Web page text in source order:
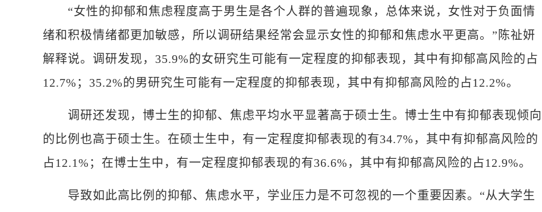
“女性的抑郁和焦虑程度高于男生是各个人群的普遍现象，总体来说，女性对于负面情
绪和积极情绪都更加敏感，所以调研结果经常会显示女性的抑郁和焦虑水平更高。”陈祉妍
解释说。调研发现，35.9%的女研究生可能有一定程度的抑郁表现，其中有抑郁高风险的占
12.7%；35.2%的男研究生可能有一定程度的抑郁表现，其中有抑郁高风险的占12.2%。
调研还发现，博士生的抑郁、焦虑平均水平显著高于硕士生。博士生中有抑郁表现倾向
的比例也高于硕士生。在硕士生中，有一定程度抑郁表现的有34.7%，其中有抑郁高风险的
占12.1%；在博士生中，有一定程度抑郁表现的有36.6%，其中有抑郁高风险的占12.9%。
导致如此高比例的抑郁、焦虑水平，学业压力是不可忽视的一个重要因素。“从大学生